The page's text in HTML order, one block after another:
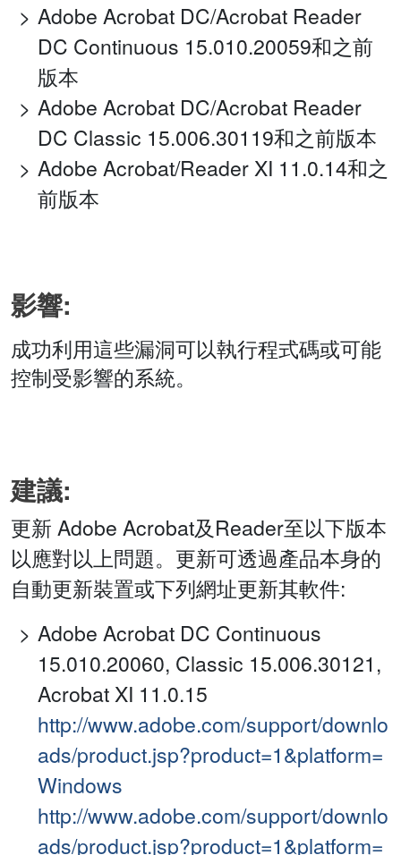
Adobe Acrobat DC/Acrobat Reader
DC Continuous 15.010.20059和之前
版本
Adobe Acrobat DC/Acrobat Reader
DC Classic 15.006.30119和之前版本
Adobe Acrobat/Reader XI 11.0.14和之
前版本
影響:
成功利用這些漏洞可以執行程式碼或可能
控制受影響的系統。
建議:
更新 Adobe Acrobat及Reader至以下版本
以應對以上問題。更新可透過產品本身的
自動更新裝置或下列網址更新其軟件:
Adobe Acrobat DC Continuous
15.010.20060, Classic 15.006.30121,
Acrobat XI 11.0.15
http://www.adobe.com/support/downlo
ads/product.jsp?product=1&platform=
Windows
http://www.adobe.com/support/downlo
ads/product.jsp?product=1&platform=